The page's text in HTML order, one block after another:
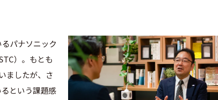
パナソニック
）。もとも
ましたが、さ
という課題感